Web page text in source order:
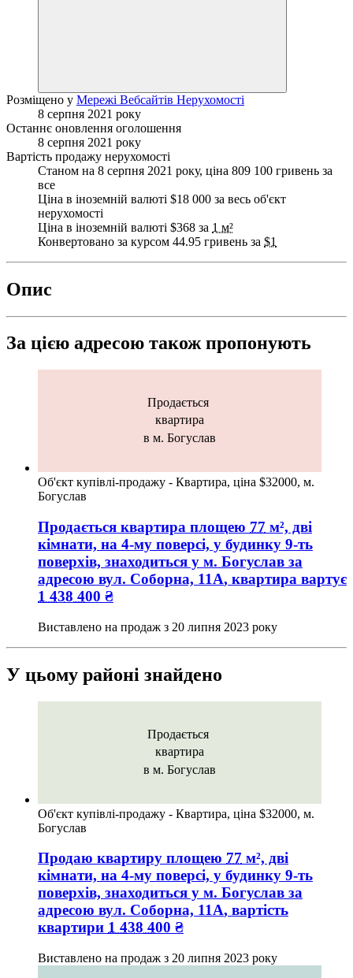
Розміщено у Мережі Вебсайтів Нерухомості
8 серпня 2021 року
Останнє оновлення оголошення
8 серпня 2021 року
Вартість продажу нерухомості
Станом на 8 серпня 2021 року, ціна 809 100 гривень за
все
Ціна в іноземній валюті $18 000 за весь об'єкт
нерухомості
Ціна в іноземній валюті $368 за 1 м²
Конвертовано за курсом 44.95 гривень за $1
Опис
За цією адресою також пропонують
Продається
квартира
в м. Богуслав
Об'єкт купівлі-продажу - Квартира, ціна $32000, м.
Богуслав
Продається квартира площею 77 м², дві
кімнати, на 4-му поверсі, у будинку 9-ть
поверхів, знаходиться у м. Богуслав за
адресою вул. Соборна, 11А, квартира вартує
1 438 400 ₴
Виставлено на продаж з 20 липня 2023 року
У цьому районі знайдено
Продається
квартира
в м. Богуслав
Об'єкт купівлі-продажу - Квартира, ціна $32000, м.
Богуслав
Продаю квартиру площею 77 м², дві
кімнати, на 4-му поверсі, у будинку 9-ть
поверхів, знаходиться у м. Богуслав за
адресою вул. Соборна, 11А, вартість
квартири 1 438 400 ₴
Виставлено на продаж з 20 липня 2023 року